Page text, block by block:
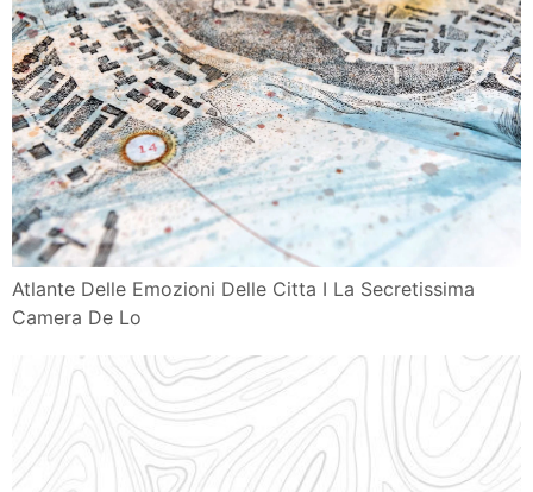
Atlante Delle Emozioni Delle Citta I La Secretissima
Camera De Lo